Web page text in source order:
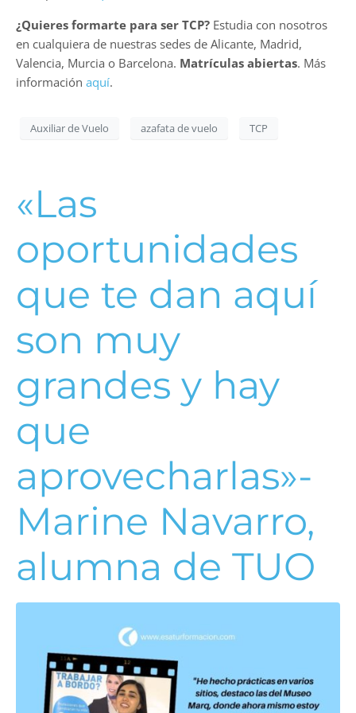
¿Quieres formarte para ser TCP? Estudia con nosotros
en cualquiera de nuestras sedes de Alicante, Madrid,
Valencia, Murcia o Barcelona. Matrículas abiertas. Más
información aquí.
Auxiliar de Vuelo azafata de vuelo TCP
«Las
oportunidades
que te dan aquí
son muy
grandes y hay
que
aprovecharlas»-
Marine Navarro,
alumna de TUO